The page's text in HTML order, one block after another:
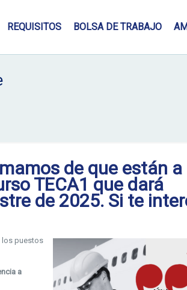
REQUISITOS BOLSA DE TRABAJO
de que están a
TECA1 que dará
de 2025. Si te
los puestos
a